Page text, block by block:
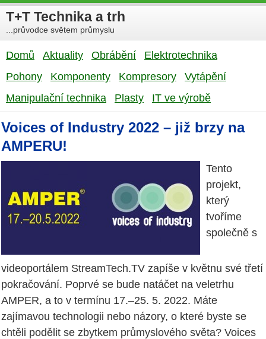
T+T Technika a trh
...průvodce světem průmyslu
Domů Aktuality Obrábění
Elektrotechnika
Pohony
Komponenty Kompresory
Vytápění
Manipulační technika
Plasty IT ve výrobě
Voices of Industry 2022 – již brzy na
AMPERU!
Tento
projekt,
který
tvoříme
společně s
videoportálem StreamTech.TV zapíše v květnu své třetí
pokračování. Poprvé se bude natáčet na veletrhu
AMPER, a to v termínu 17.–25. 5. 2022. Máte
zajímavou technologii nebo názory, o které byste se
chtěli podělit se zbytkem průmyslového světa? Voices